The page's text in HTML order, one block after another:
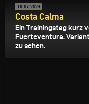
18.07.2024
Costa Calma
Ein Trainingstag kurz
Fuerteventura.
zu sehen.